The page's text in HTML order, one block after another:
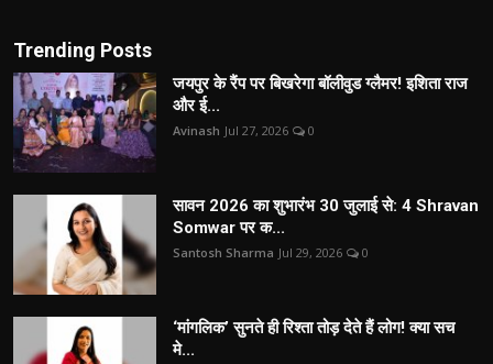
Trending Posts
जयपुर के रैंप पर बिखरेगा बॉलीवुड ग्लैमर! इशिता राज
और ई...
Avinash Jul 27, 2026 0
सावन 2026 का शुभारंभ 30 जुलाई से: 4 Shravan
Somwar पर क...
Santosh Sharma Jul 29, 2026 0
‘मांगलिक’ सुनते ही रिश्ता तोड़ देते हैं लोग! क्या सच
मे...